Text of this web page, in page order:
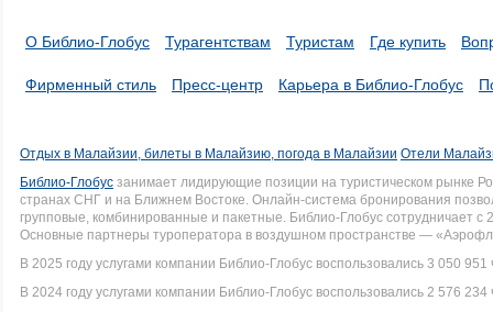
О Библио-Глобус Турагентствам Туристам Где купить
Фирменный стиль Пресс-центр Карьера в Библио-Глобус
Отдых в Малайзии, билеты в Малайзию, погода в Малайзии Отели
Библио-Глобус занимает лидирующие позиции на туристическом рынке
странах СНГ и на Ближнем Востоке. Онлайн-система бронирования
групповые, комбинированные и пакетные. Библио-Глобус сотрудничает
Основные партнеры туроператора в воздушном пространстве —
В 2025 году услугами компании Библио-Глобус воспользовались 3 050 951
В 2024 году услугами компании Библио-Глобус воспользовались 2 576 234